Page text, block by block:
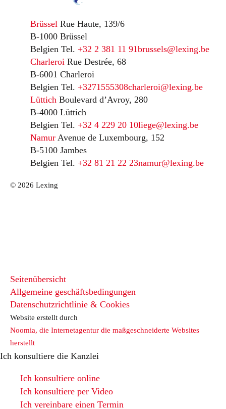
Brüssel Rue Haute, 139/6
B-1000 Brüssel
Belgien Tel. +32 2 381 11 91brussels@lexing.be
Charleroi Rue Destrée, 68
B-6001 Charleroi
Belgien Tel. +3271555308charleroi@lexing.be
Lüttich Boulevard d’Avroy, 280
B-4000 Lüttich
Belgien Tel. +32 4 229 20 10liege@lexing.be
Namur Avenue de Luxembourg, 152
B-5100 Jambes
Belgien Tel. +32 81 21 22 23namur@lexing.be
© 2026 Lexing
Seitenübersicht
Allgemeine geschäftsbedingungen
Datenschutzrichtlinie & Cookies
Website erstellt durch
Noomia, die Internetagentur die maßgeschneiderte Websites
herstellt
Ich konsultiere die Kanzlei
Ich konsultiere online
Ich konsultiere per Video
Ich vereinbare einen Termin